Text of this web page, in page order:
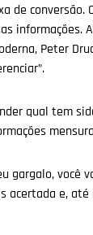
de conversão.
informações.
Peter
qual tem
gargalo, você
acertada e, até